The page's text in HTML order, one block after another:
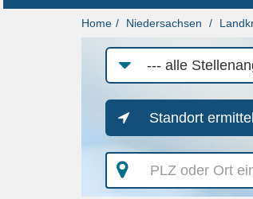
Home Niedersachsen
Job-
Kategorie
Standort
PLZ
oder
Ort